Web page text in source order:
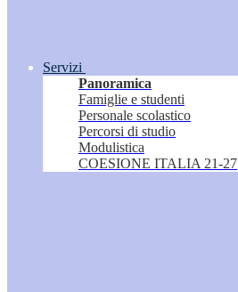
Servizi
Panoramica
Famiglie e studenti
Personale scolastico
Percorsi di studio
Modulistica
COESIONE ITALIA 21-27